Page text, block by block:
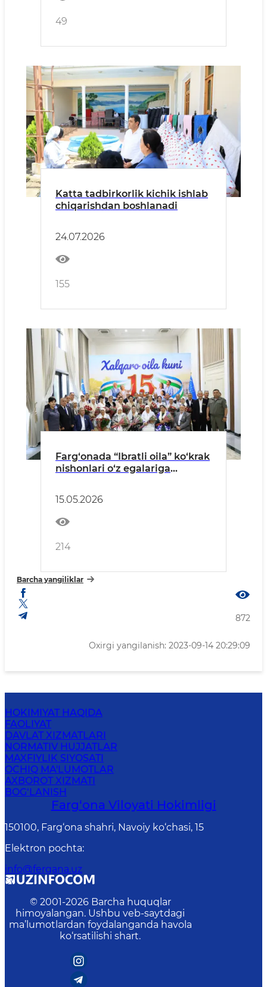
49
Katta tadbirkorlik kichik ishlab
chiqarishdan boshlanadi
24.07.2026
155
Farg‘onada “Ibratli oila” ko‘krak
nishonlari o‘z egalariga
15.05.2026
214
Barcha yangiliklar
872
Oxirgi yangilanish: 2023-09-14 20:29:09
HOKIMIYAT HAQIDA
FAOLIYAT
DAVLAT XIZMATLARI
NORMATIV HUJJATLAR
MAXFIYLIK SIYOSATI
OCHIQ MA'LUMOTLAR
AXBOROT XIZMATI
BOG‘LANISH
Farg‘оnа Vilоyati Hоkimligi
150100, Fаrg‘оnа shаhri, Nаvоiy ko‘chаsi, 15
Elektron pochta:
info@fergana.uz
© 2001-2026 Barcha huquqlar
himoyalangan. Ushbu veb-saytdagi
ma’lumotlardan foydalanganda havola
ko‘rsatilishi shart.